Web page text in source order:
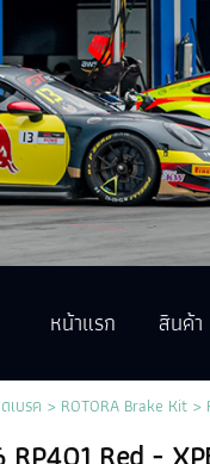
หน้าแรก สินค้า
เบรค > ROTORA Brake Kit>